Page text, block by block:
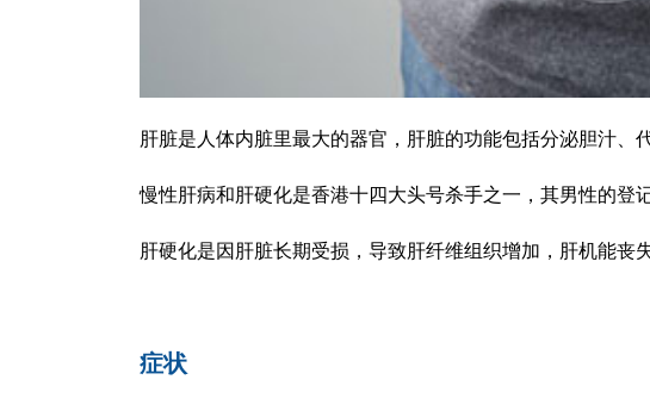
肝脏是人体内脏里最大的器官，肝脏的功能包括分泌胆汁、
慢性肝病和肝硬化是香港十四大头号杀手之一，其男性的登
肝硬化是因肝脏长期受损，导致肝纤维组织增加，肝机能丧
症状